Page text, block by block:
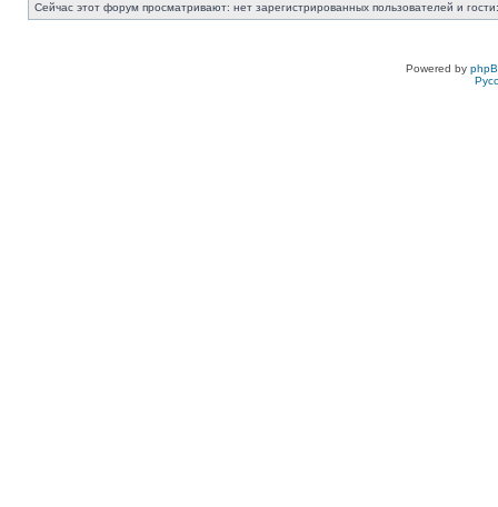
Сейчас этот форум просматривают: нет зарегистрированных пользователей и
Powered by